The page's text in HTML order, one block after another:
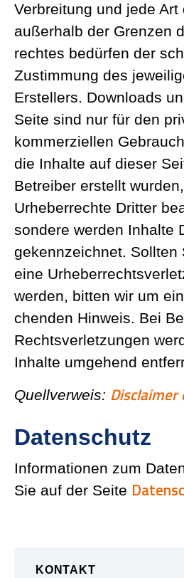
KONTAKT
Verbreitung und jede Art
außerhalb der Grenzen
rechtes bedürfen der
Zustimmung des
Erstellers. Downloads
Seite sind nur für den
kommer­zi­ellen
die Inhalte auf dieser
Betreiber erstellt
Urheber­rechte Dritter
sondere werden Inhalte
gekenn­zeichnet. Sollten
eine
werden, bitten wir um
chenden Hinweis. Bei
Rechts­ver­let­zungen
Inhalte umgehend
Quell­verweis: Disclaimer
Datenschutz
Infor­ma­tionen zum
Sie auf der Seite